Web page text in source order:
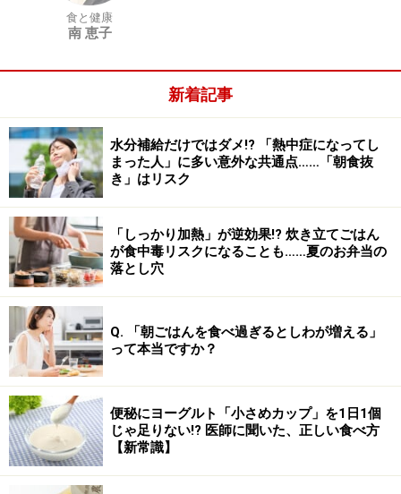
食と健康
南 恵子
新着記事
水分補給だけではダメ!? 「熱中症になってし
まった人」に多い意外な共通点……「朝食抜
き」はリスク
「しっかり加熱」が逆効果!? 炊き立てごはん
が食中毒リスクになることも……夏のお弁当の
落とし穴
Q. 「朝ごはんを食べ過ぎるとしわが増える」
って本当ですか？
便秘にヨーグルト「小さめカップ」を1日1個
じゃ足りない!? 医師に聞いた、正しい食べ方
【新常識】